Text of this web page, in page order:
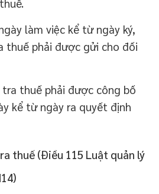
làm việc kể từ ngày ký,
thuế phải được gửi cho đối
thuế phải được công bố
kể từ ngày ra quyết định
thuế (Điều 115 Luật quản lý